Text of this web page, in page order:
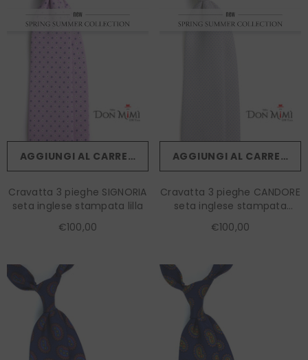
AGGIUNGI AL CARRELLO
Cravatta 3 pieghe SIGNORIA
seta inglese stampata lilla
€100,00
AGGIUNGI AL CARRELLO
Cravatta 3 pieghe CANDORE
seta inglese stampata
€100,00